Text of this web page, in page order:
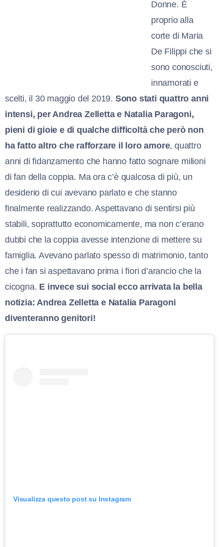
Donne. È
proprio alla
corte di Maria
De Filippi che si
sono conosciuti,
innamorati e
scelti, il 30 maggio del 2019. Sono stati quattro anni
intensi, per Andrea Zelletta e Natalia Paragoni,
pieni di gioie e di qualche difficoltà che però non
ha fatto altro che rafforzare il loro amore, quattro
anni di fidanzamento che hanno fatto sognare milioni
di fan della coppia. Ma ora c’è qualcosa di più, un
desiderio di cui avevano parlato e che stanno
finalmente realizzando. Aspettavano di sentirsi più
stabili, soprattutto economicamente, ma non c’erano
dubbi che la coppia avesse intenzione di mettere su
famiglia. Avevano parlato spesso di matrimonio, tanto
che i fan si aspettavano prima i fiori d’arancio che la
cicogna. E invece sui social ecco arrivata la bella
notizia: Andrea Zelletta e Natalia Paragoni
diventeranno genitori!
Visualizza questo post su Instagram